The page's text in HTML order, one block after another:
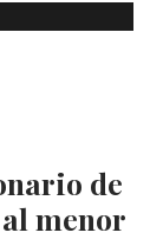
de
menor